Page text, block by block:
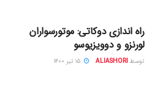
راه اندازی دوکاتی: موتورسواران
لورنزو و دوویزیوسو
توسط ALIASHORI